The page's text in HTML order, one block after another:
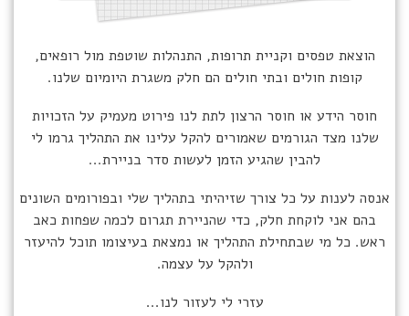
הוצאת טפסים וקניית תרופות, התנהלות שוטפת מול רופאים,
קופות חולים ובתי חולים הם חלק משגרת היומיום שלנו.
חוסר הידע או חוסר הרצון לתת לנו פירוט מעמיק על הזכויות
שלנו מצד הגורמים שאמורים להקל עלינו את התהליך גרמו לי
להבין שהגיע הזמן לעשות סדר בניירת...
אנסה לענות על כל צורך שזיהיתי בתהליך שלי ובפורומים השונים
בהם אני לוקחת חלק, כדי שהניירת תגרום לכמה שפחות כאב
ראש. כל מי שבתחילת התהליך או נמצאת בעיצומו תוכל להיעזר
ולהקל על עצמה.
עזרי לי לעזור לנו...